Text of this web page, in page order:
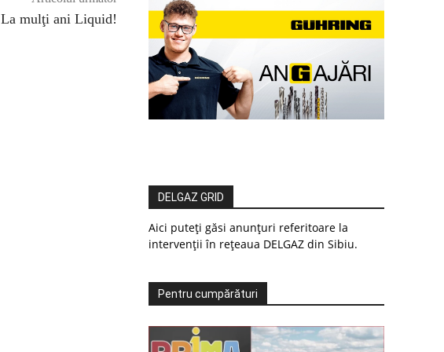
La mulţi ani Liquid!
DELGAZ GRID
Aici puteți găsi anunțuri referitoare la
intervenții în rețeaua DELGAZ din Sibiu.
Pentru cumpărături